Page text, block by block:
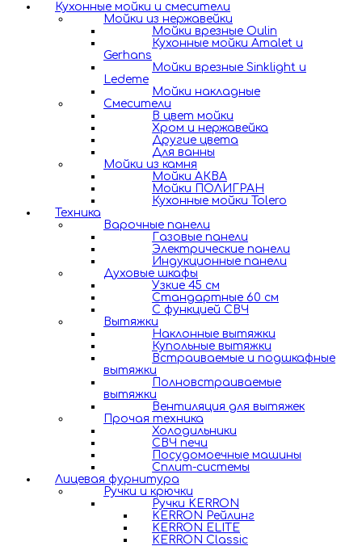
Кухонные мойки и смесители
Мойки из нержавейки
Мойки врезные Oulin
Кухонные мойки Amalet и
Gerhans
Мойки врезные Sinklight и
Ledeme
Мойки накладные
Смесители
В цвет мойки
Хром и нержавейка
Другие цвета
Для ванны
Мойки из камня
Мойки АКВА
Мойки ПОЛИГРАН
Кухонные мойки Tolero
Техника
Варочные панели
Газовые панели
Электрические панели
Индукционные панели
Духовые шкафы
Узкие 45 см
Стандартные 60 см
С функцией СВЧ
Вытяжки
Наклонные вытяжки
Купольные вытяжки
Встраиваемые и подшкафные
вытяжки
Полновстраиваемые
вытяжки
Вентиляция для вытяжек
Прочая техника
Холодильники
СВЧ печи
Посудомоечные машины
Сплит-системы
Лицевая фурнитура
Ручки и крючки
Ручки KERRON
KERRON Рейлинг
KERRON ELITE
KERRON Classic